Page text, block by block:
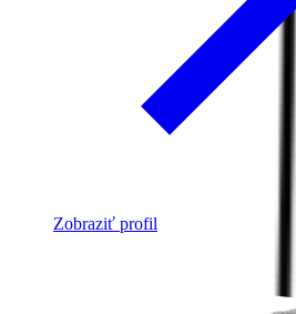
Zobraziť profil